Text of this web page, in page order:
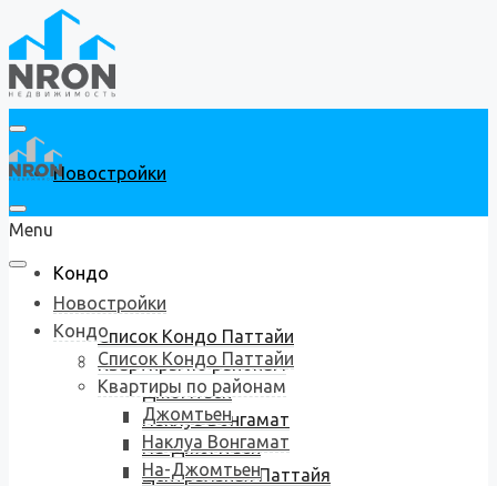
Новостройки
Кондо
Список Кондо Паттайи
Квартиры по районам
Джомтьен
Наклуа Вонгамат
На-Джомтьен
Центральная Паттайя
Menu
Новостройки
Кондо
Список Кондо Паттайи
Квартиры по районам
Джомтьен
Наклуа Вонгамат
На-Джомтьен